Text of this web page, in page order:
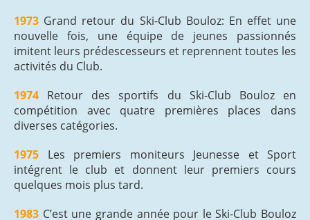
1973 Grand retour du Ski-Club Bouloz: En effet une
nouvelle fois, une équipe de jeunes passionnés
imitent leurs prédescesseurs et reprennent toutes les
activités du Club.
1974 Retour des sportifs du Ski-Club Bouloz en
compétition avec quatre premières places dans
diverses catégories.
1975 Les premiers moniteurs Jeunesse et Sport
intégrent le club et donnent leur premiers cours
quelques mois plus tard.
1983 C’est une grande année pour le Ski-Club Bouloz